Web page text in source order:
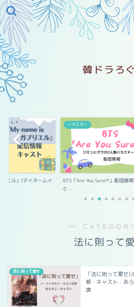
韓ドラろぐ
エル」(マイネームイ
バラエティ
BTS「Are You Sure?!」配信情
と...
―
法に則って
法に則って愛せ
「法に則って愛せ
報・キャスト・あ
演